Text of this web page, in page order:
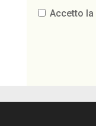
Accetto la